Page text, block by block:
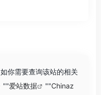
你需要查询该站的相关
""爱站数据 ""Chinaz